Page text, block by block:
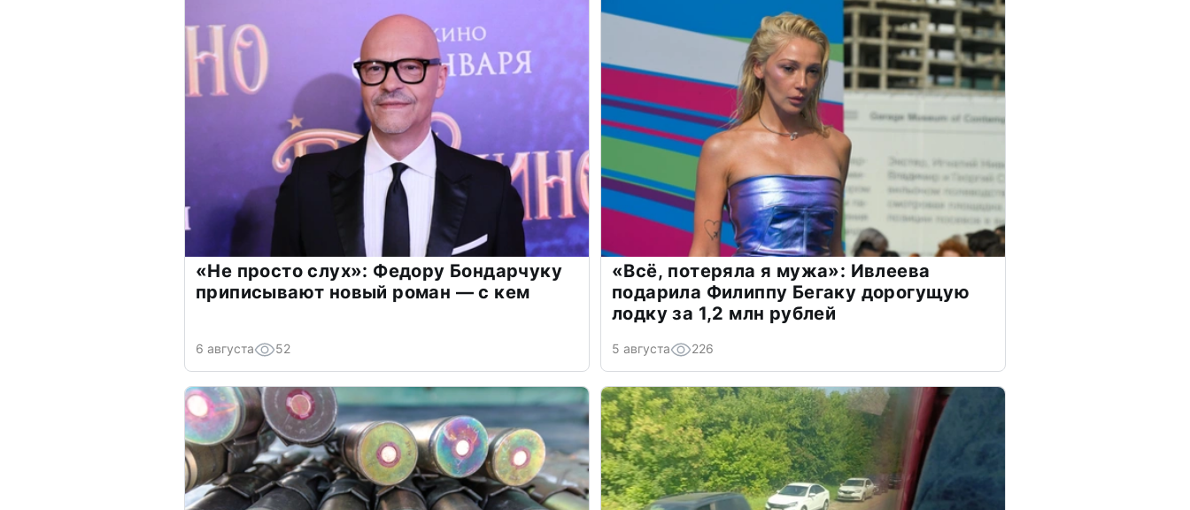
«Не просто слух»: Федору Бондарчуку
приписывают новый роман — с кем
6 августа 52
«Всё, потеряла я мужа»: Ивлеева
подарила Филиппу Бегаку дорогущую
лодку за 1,2 млн рублей
5 августа 226